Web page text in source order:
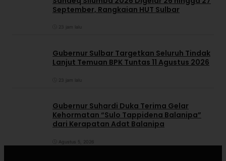
September, Rangkaian HUT Sulbar
23 jam lalu
Gubernur Sulbar Targetkan Seluruh Tindak
Lanjut Temuan BPK Tuntas 11 Agustus 2026
23 jam lalu
Gubernur Suhardi Duka Terima Gelar
Kehormatan “Sulo Tappidena Balanipa”
dari Kerapatan Adat Balanipa
Agustus 5, 2026